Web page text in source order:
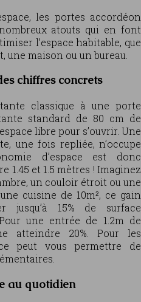
les portes accordéon
atouts qui en font
l’espace habitable, que
une maison ou un bureau.
chiffres concrets
classique à une porte
standard de 80 cm de
libre pour s’ouvrir. Une
une fois repliée, n’occupe
d’espace est donc
1.45 et 1.5 mètres ! Imaginez
un couloir étroit ou une
cuisine de 10m², ce gain
jusqu’à 15% de surface
une entrée de 1.2m de
atteindre 20%. Pour les
peut vous permettre de
au quotidien